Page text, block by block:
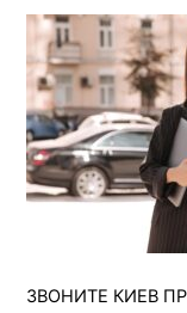
ЗВОНИТЕ КИЕВ